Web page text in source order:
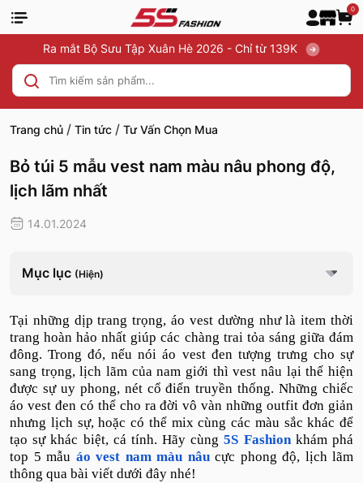
0
Ra mắt Bộ Sưu Tập Xuân Hè 2026 - Chỉ từ 139K
Trang chủ / Tin tức / Tư Vấn Chọn Mua
Bỏ túi 5 mẫu vest nam màu nâu phong độ,
lịch lãm nhất
14.01.2024
Mục lục (Hiện)
Tại những dịp trang trọng, áo vest dường như là item thời
trang hoàn hảo nhất giúp các chàng trai tỏa sáng giữa đám
đông. Trong đó, nếu nói áo vest đen tượng trưng cho sự
sang trọng, lịch lãm của nam giới thì vest nâu lại thể hiện
được sự uy phong, nét cổ điển truyền thống. Những chiếc
áo vest đen có thể cho ra đời vô vàn những outfit đơn giản
nhưng lịch sự, hoặc có thể mix cùng các màu sắc khác để
tạo sự khác biệt, cá tính. Hãy cùng5S Fashionkhám phá
top 5 mẫu áo vest nam màu nâucực phong độ, lịch lãm
thông qua bài viết dưới đây nhé!